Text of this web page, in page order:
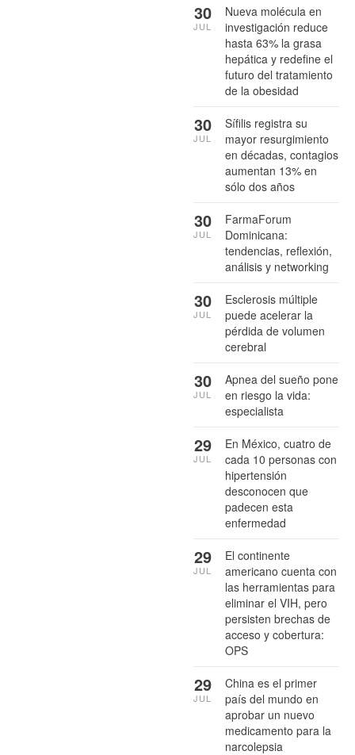
Nueva molécula en
investigación reduce
hasta 63% la grasa
hepática y redefine el
futuro del tratamiento
de la obesidad
30
JUL
Sífilis registra su
mayor resurgimiento
en décadas, contagios
aumentan 13% en
sólo dos años
30
JUL
FarmaForum
Dominicana:
tendencias, reflexión,
análisis y networking
30
JUL
Esclerosis múltiple
puede acelerar la
pérdida de volumen
cerebral
30
JUL
Apnea del sueño pone
en riesgo la vida:
especialista
30
JUL
En México, cuatro de
cada 10 personas con
hipertensión
desconocen que
padecen esta
enfermedad
29
JUL
El continente
americano cuenta con
las herramientas para
eliminar el VIH, pero
persisten brechas de
acceso y cobertura:
OPS
29
JUL
China es el primer
país del mundo en
aprobar un nuevo
medicamento para la
narcolepsia
29
JUL